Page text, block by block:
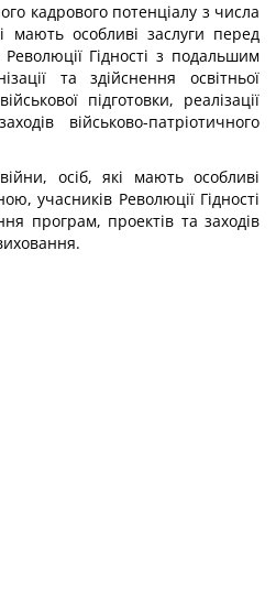
кадрового потенціалу з числа
мають особливі заслуги перед
Гідності з подальшим
та здійснення освітньої
підготовки, реалізації
військово-патріотичного
осіб, які мають особливі
учасників Революції Гідності
програм, проектів та заходів